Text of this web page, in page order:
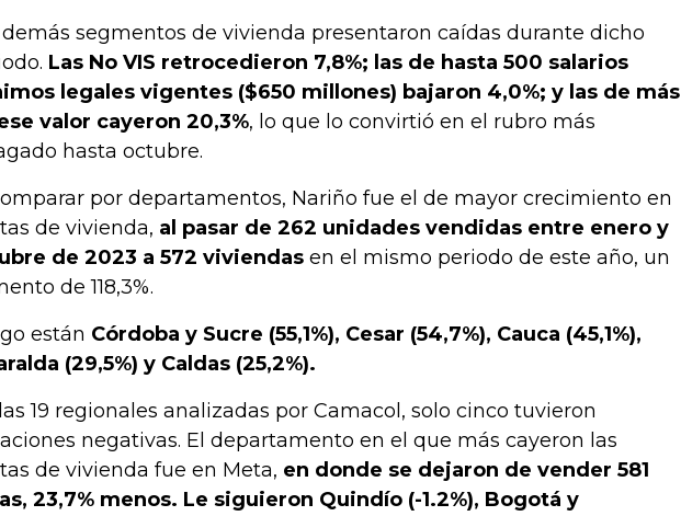
demás segmentos de vivienda presentaron caídas durante dicho
Las No VIS retrocedieron 7,8%; las de hasta 500 salarios
legales vigentes ($650 millones) bajaron 4,0%; y las de más
valor cayeron 20,3%, lo que lo convirtió en el rubro más
hasta octubre.
por departamentos, Nariño fue el de mayor crecimiento en
de vivienda, al pasar de 262 unidades vendidas entre enero y
de 2023 a 572 viviendas en el mismo periodo de este año, un
de 118,3%.
están Córdoba y Sucre (55,1%), Cesar (54,7%), Cauca (45,1%),
(29,5%) y Caldas (25,2%).
19 regionales analizadas por Camacol, solo cinco tuvieron
negativas. El departamento en el que más cayeron las
de vivienda fue en Meta, en donde se dejaron de vender 581
23,7% menos. Le siguieron Quindío (-1.2%), Bogotá y